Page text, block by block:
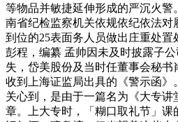
等物品并敏捷延伸形成的严沉火
南省纪检监察机关依规依纪依法对
到位的25表面务人员做出庄重处
彭程，编纂 孟帅因未及时披露子
失，岱美股份及当时任董事会秘书
收到上海证监局出具的《警示函》
关心到，是由于一篇名为《大专
章。上大专时，「糊口取礼节」课